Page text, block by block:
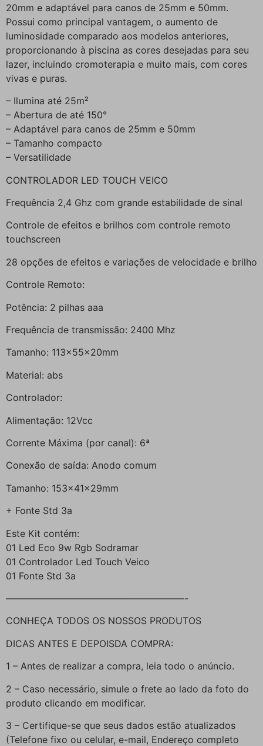
20mm e adaptável para canos de 25mm e 50mm.
Possui como principal vantagem, o aumento de
luminosidade comparado aos modelos anteriores,
proporcionando à piscina as cores desejadas para seu
lazer, incluindo cromoterapia e muito mais, com cores
vivas e puras.
– Ilumina até 25m²
– Abertura de até 150°
– Adaptável para canos de 25mm e 50mm
– Tamanho compacto
– Versatilidade
CONTROLADOR LED TOUCH VEICO
Frequência 2,4 Ghz com grande estabilidade de sinal
Controle de efeitos e brilhos com controle remoto
touchscreen
28 opções de efeitos e variações de velocidade e brilho
Controle Remoto:
Potência: 2 pilhas aaa
Frequência de transmissão: 2400 Mhz
Tamanho: 113x55x20mm
Material: abs
Controlador:
Alimentação: 12Vcc
Corrente Máxima (por canal): 6ª
Conexão de saída: Anodo comum
Tamanho: 153x41x29mm
+ Fonte Std 3a
Este Kit contém:
01 Led Eco 9w Rgb Sodramar
01 Controlador Led Touch Veico
01 Fonte Std 3a
———————————————————-
CONHEÇA TODOS OS NOSSOS PRODUTOS
DICAS ANTES E DEPOISDA COMPRA:
1 – Antes de realizar a compra, leia todo o anúncio.
2 – Caso necessário, simule o frete ao lado da foto do
produto clicando em modificar.
3 – Certifique-se que seus dados estão atualizados
(Telefone fixo ou celular, e-mail, Endereço completo